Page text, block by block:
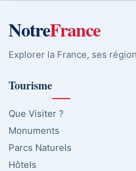
NotreFrance
Explorer la France, ses
Tourisme
Que Visiter ?
Monuments
Parcs Naturels
Hôtels